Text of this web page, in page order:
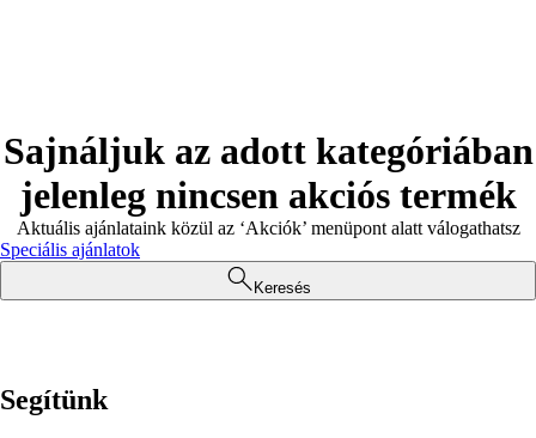
Sajnáljuk az adott kategóriában
jelenleg nincsen akciós termék
Aktuális ajánlataink közül az ‘Akciók’ menüpont alatt válogathatsz
Speciális ajánlatok
Keresés
Segítünk